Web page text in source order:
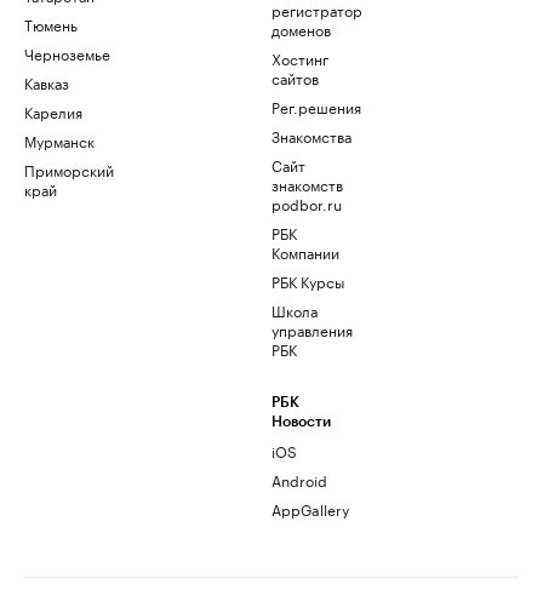
Тюмень
Черноземье
Кавказ
Карелия
Мурманск
Приморский
край
регистратор
доменов
Хостинг
сайтов
Рег.решения
Знакомства
Сайт
знакомств
podbor.ru
РБК
Компании
РБК Курсы
Школа
управления
РБК
РБК
Новости
iOS
Android
AppGallery